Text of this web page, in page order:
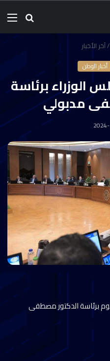
/آخر الأخبار
أخبار الوطن
الوزراء برئاسة
مدبولي
برئاسة الدكتور مصطفى